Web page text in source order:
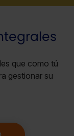
que como tú
gestionar su